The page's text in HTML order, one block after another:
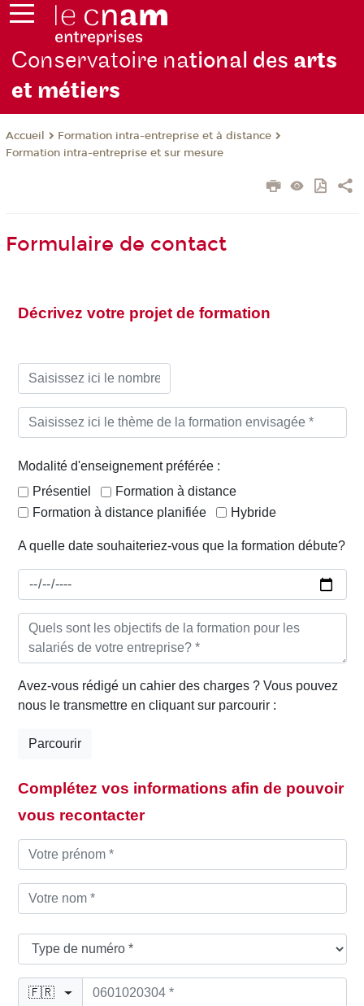
Conservatoire national des arts
et métiers
Accueil
Formation intra-entreprise et à distance
Formation intra-entreprise et sur mesure
Formulaire de contact